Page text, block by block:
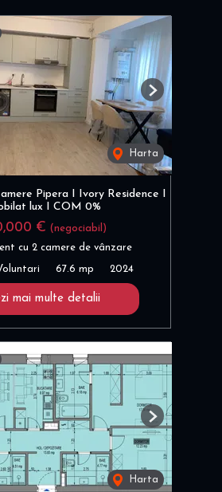
Harta
Next
Pipera I Ivory Residence I
lux I COM 0%
€ (negociabil)
cu 2 camere de vânzare
67.6 mp 2024
mai multe detalii
Harta
Next